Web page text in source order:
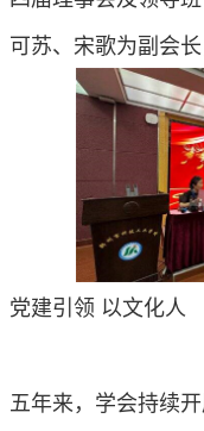
可苏、宋歌为副会
党建引领 以文化人
五年来，学会持续